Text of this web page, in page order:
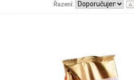
Řazení: